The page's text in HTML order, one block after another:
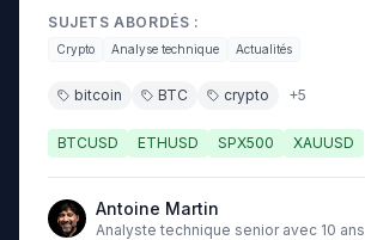
SUJETS ABORDÉS :
Crypto Analyse technique Actualités
bitcoin BTC crypto +5
BTCUSD ETHUSD SPX500 XAUUSD
Antoine Martin
Analyste technique senior avec 10 ans